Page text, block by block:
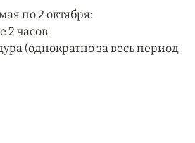
по 2 октября:
2 часов.
(однократно за весь период